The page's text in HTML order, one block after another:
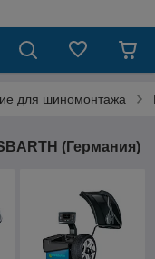
для шиномонтажа
(Германия)